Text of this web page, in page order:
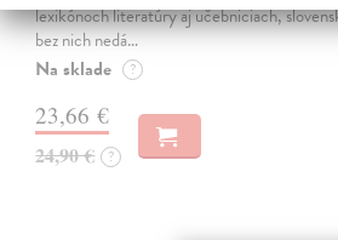
lexikónoch literatúry aj učebniciach,
bez nich nedá…
Na sklade ?
23,66 €
24,90 € ?